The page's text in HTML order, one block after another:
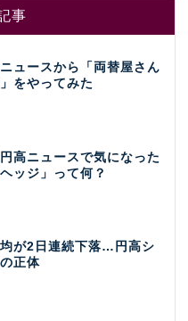
事
ュースから「両替屋さん
をやってみた
高ニュースで気になった
ヘッジ」って何？
均が2日連続下落…円高シ
正体